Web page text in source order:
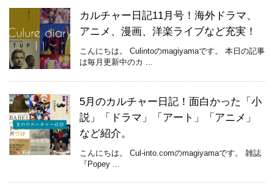
カルチャー日記11月号！海外ドラマ、
アニメ、漫画、洋楽ライブなど充実！
こんにちは。 Culintoのmagiyamaです。 本日の記事
は毎月更新中のカ ...
5月のカルチャー日記！面白かった「小
説」「ドラマ」「アート」「アニメ」
など紹介。
こんにちは。 Cul-into.comのmagiyamaです。 雑誌
『Popey ...